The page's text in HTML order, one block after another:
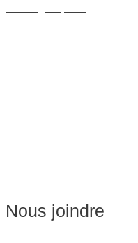
Nous joindre